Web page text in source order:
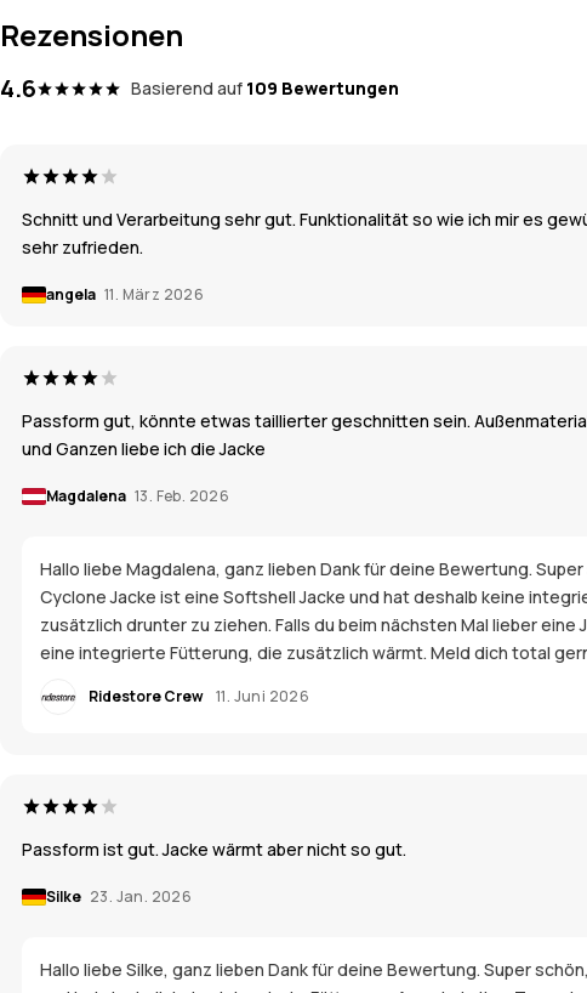
Rezensionen
4.6 Basierend auf 109 Bewertungen
Schnitt und Verarbeitung sehr gut. Funktionalität so wie ich mir es
sehr zufrieden.
angela 11. März 2026
Passform gut, könnte etwas taillierter geschnitten sein.
und Ganzen liebe ich die Jacke
Magdalena 13. Feb. 2026
Hallo liebe Magdalena, ganz lieben Dank für deine Bewertung.
Cyclone Jacke ist eine Softshell Jacke und hat deshalb keine
zusätzlich drunter zu ziehen. Falls du beim nächsten Mal lieber
eine integrierte Fütterung, die zusätzlich wärmt. Meld dich total
Ridestore Crew 11. Juni 2026
Passform ist gut. Jacke wärmt aber nicht so gut.
Silke 23. Jan. 2026
Hallo liebe Silke, ganz lieben Dank für deine Bewertung. Super